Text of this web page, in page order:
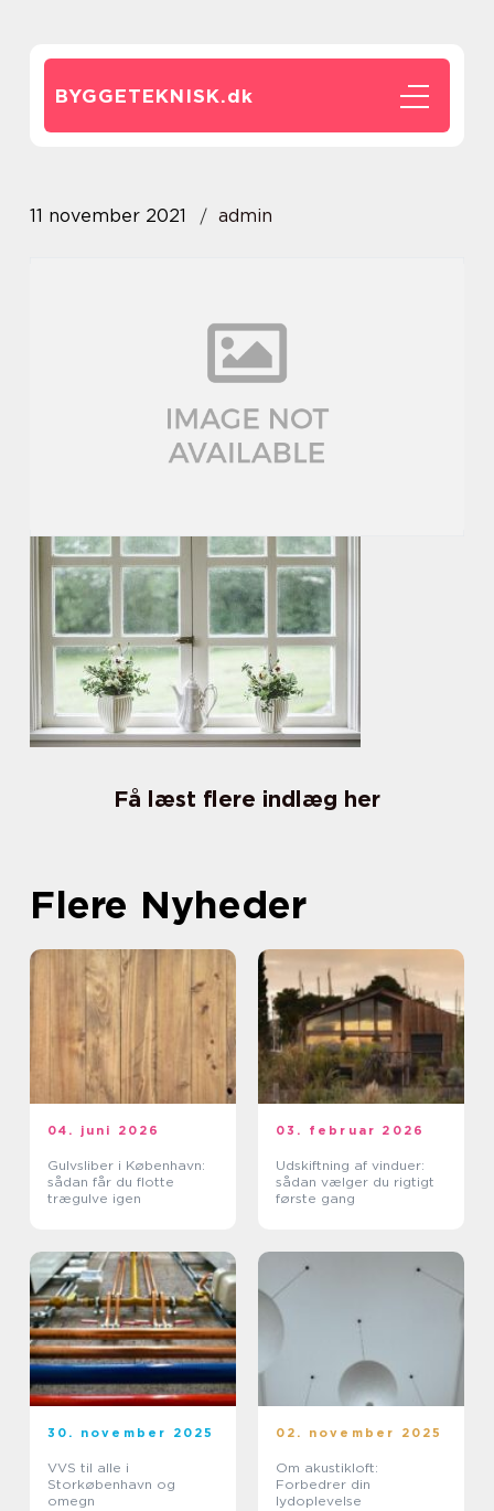
BYGGETEKNISK.dk
11 november 2021 admin
Få læst flere indlæg her
Flere Nyheder
04. juni 2026
Gulvsliber i København:
sådan får du flotte
trægulve igen
03. februar 2026
Udskiftning af vinduer:
sådan vælger du rigtigt
første gang
30. november 2025
VVS til alle i
Storkøbenhavn og
omegn
02. november 2025
Om akustikloft:
Forbedrer din
lydoplevelse